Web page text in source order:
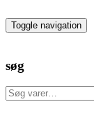
to
the
Toggle navigation
søg
Søg
efter: